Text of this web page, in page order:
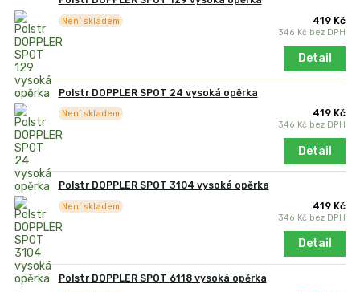
419 Kč
346 Kč bez DPH
Není skladem
Detail
Polstr DOPPLER SPOT 24 vysoká opěrka
419 Kč
346 Kč bez DPH
Není skladem
Detail
Polstr DOPPLER SPOT 3104 vysoká opěrka
419 Kč
346 Kč bez DPH
Není skladem
Detail
Polstr DOPPLER SPOT 6118 vysoká opěrka